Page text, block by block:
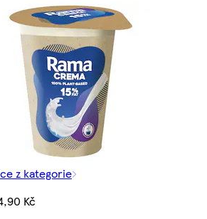
z kategorie
Kč